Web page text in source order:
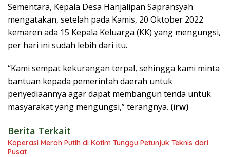
Sementara, Kepala Desa Hanjalipan Sapransyah
mengatakan, setelah pada Kamis, 20 Oktober 2022
kemaren ada 15 Kepala Keluarga (KK) yang mengungsi,
per hari ini sudah lebih dari itu.
“Kami sempat kekurangan terpal, sehingga kami minta
bantuan kepada pemerintah daerah untuk
penyediaannya agar dapat membangun tenda untuk
masyarakat yang mengungsi,” terangnya. (irw)
Berita Terkait
Koperasi Merah Putih di Kotim Tunggu Petunjuk Teknis dari
Pusat